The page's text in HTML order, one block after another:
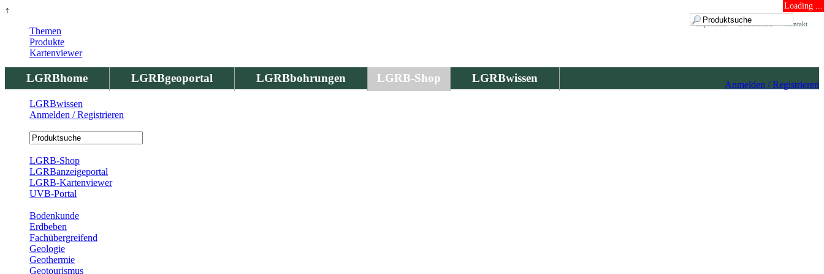
↑ Loading ...
Kontakt
Datenschutz
Impressum
LGRBhome LGRBgeoportal LGRBbohrungen LGRB-Shop LGRBwissen
Anmelden / Registrieren
Themen
Produkte
Kartenviewer
LGRBwissen
Anmelden / Registrieren
LGRB-Shop
LGRBanzeigeportal
LGRB-Kartenviewer
UVB-Portal
Bodenkunde
Erdbeben
Fachübergreifend
Geologie
Geothermie
Geotourismus